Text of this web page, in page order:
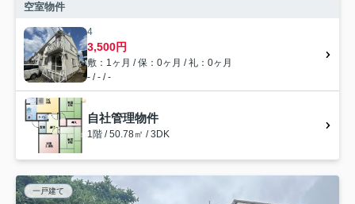
空室物件
4
3,500円
敷：1ヶ月 / 保：0ヶ月 / 礼：0ヶ月
- / - / -
自社管理物件
1階 / 50.78㎡ / 3DK
一戸建て